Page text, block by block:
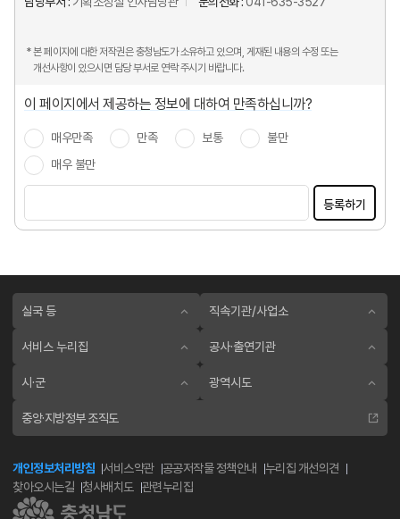
* 본 페이지에 대한 저작권은 충청남도가 소유하고 있으며, 게재된 내용의 수정 또는
개선사항이 있으시면 담당 부서로 연락 주시기 바랍니다.
이 페이지에서 제공하는 정보에 대하여 만족하십니까?
매우만족 만족 보통
불만
매우 불만
등록하기
실국 등 직속기관/사업소
서비스 누리집 공사·출연기관
시·군 광역시도
중앙·지방정부 조직도
개인정보처리방침 서비스약관 공공저작물 정책안내
누리집 개선의견
찾아오시는길
청사배치도 관련누리집